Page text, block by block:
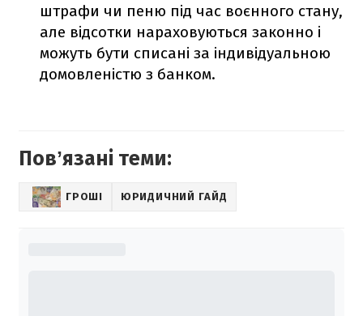
штрафи чи пеню під час воєнного стану,
але відсотки нараховуються законно і
можуть бути списані за індивідуальною
домовленістю з банком.
Повʼязані теми:
ГРОШІ ЮРИДИЧНИЙ ГАЙД